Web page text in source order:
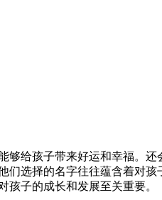
够给孩子带来好运和幸福。还
们选择的名字往往蕴含着对孩
子的成长和发展至关重要。